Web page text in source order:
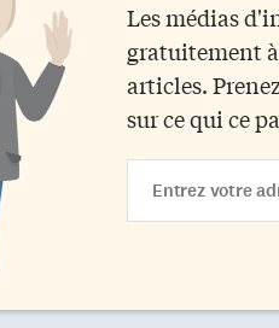
Les médias
gratuitement
articles.
sur ce qui ce
Address